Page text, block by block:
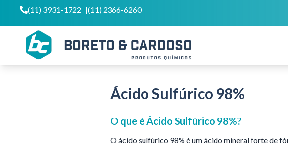
(11) 3931-1722 |(11) 2366-6260
Ácido Sulfúrico 98%
O que éÁcido Sulfúrico 98%?
O ácido sulfúrico 98% é um ácido mineral forte de